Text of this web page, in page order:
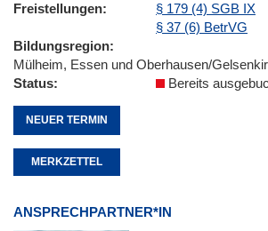
Freistellungen
§ 179 (4) SGB IX
§ 37 (6) BetrVG
Bildungsregion
Mülheim, Essen und Oberhausen/
Status
Bereits
NEUER TERMIN
MERKZETTEL
ANSPRECHPARTNER*IN